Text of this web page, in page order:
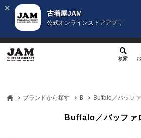
古着屋JAM
公式オンラインストアアプリ
検索
ブランドから探す B Buffalo／バッフ
Buffalo／バッファ